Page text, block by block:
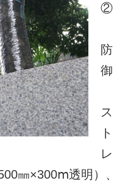
②
防
御
ス
ト
レ
㎜×300ⅿ透明）、